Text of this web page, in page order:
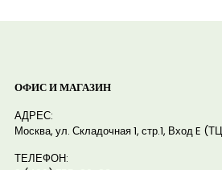
ОФИС И МАГАЗИН
АДРЕС:
Москва, ул. Складочная 1, стр.1, Вход E
ТЕЛЕФОН: